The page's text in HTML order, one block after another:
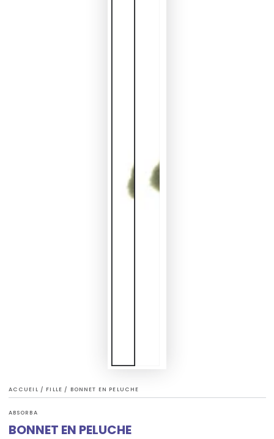
ACCUEIL / FILLE / BONNET EN PELUCHE
ABSORBA
BONNET EN PELUCHE